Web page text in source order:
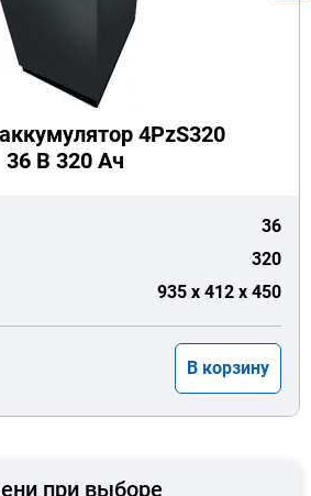
4PzS320
36 В 320 Ач
36
320
935 x 412 x 450
В корзину
при выборе